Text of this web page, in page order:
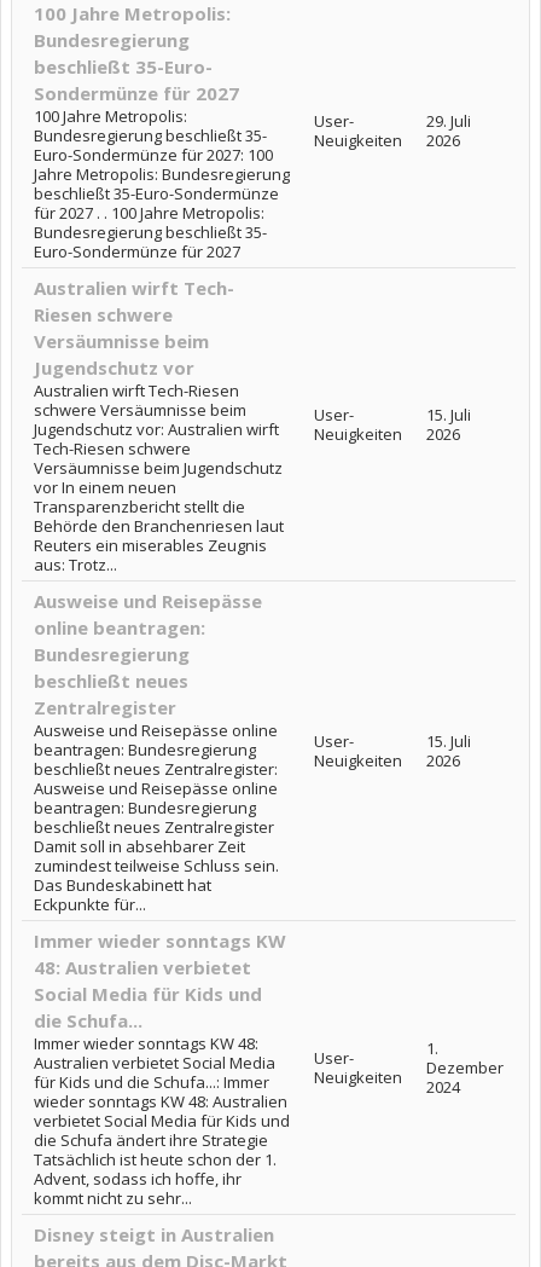
100 Jahre Metropolis:
Bundesregierung
beschließt 35-Euro-
Sondermünze für 2027
100 Jahre Metropolis:
Bundesregierung beschließt 35-
Euro-Sondermünze für 2027: 100
Jahre Metropolis: Bundesregierung
beschließt 35-Euro-Sondermünze
für 2027 . . 100 Jahre Metropolis:
Bundesregierung beschließt 35-
Euro-Sondermünze für 2027
User-
Neuigkeiten
29. Juli
2026
Australien wirft Tech-
Riesen schwere
Versäumnisse beim
Jugendschutz vor
Australien wirft Tech-Riesen
schwere Versäumnisse beim
Jugendschutz vor: Australien wirft
Tech-Riesen schwere
Versäumnisse beim Jugendschutz
vor In einem neuen
Transparenzbericht stellt die
Behörde den Branchenriesen laut
Reuters ein miserables Zeugnis
aus: Trotz...
User-
Neuigkeiten
15. Juli
2026
Ausweise und Reisepässe
online beantragen:
Bundesregierung
beschließt neues
Zentralregister
Ausweise und Reisepässe online
beantragen: Bundesregierung
beschließt neues Zentralregister:
Ausweise und Reisepässe online
beantragen: Bundesregierung
beschließt neues Zentralregister
Damit soll in absehbarer Zeit
zumindest teilweise Schluss sein.
Das Bundeskabinett hat
Eckpunkte für...
User-
Neuigkeiten
15. Juli
2026
Immer wieder sonntags KW
48: Australien verbietet
Social Media für Kids und
die Schufa...
Immer wieder sonntags KW 48:
Australien verbietet Social Media
für Kids und die Schufa...: Immer
wieder sonntags KW 48: Australien
verbietet Social Media für Kids und
die Schufa ändert ihre Strategie
Tatsächlich ist heute schon der 1.
Advent, sodass ich hoffe, ihr
kommt nicht zu sehr...
User-
Neuigkeiten
1.
Dezember
2024
Disney steigt in Australien
bereits aus dem Disc-Markt